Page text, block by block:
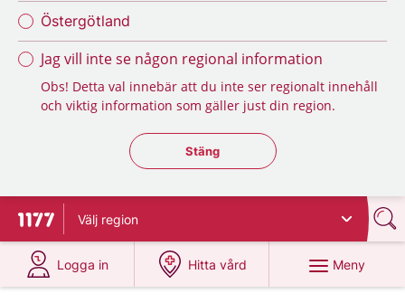
Östergötland
Jag vill inte se någon regional information
Obs! Detta val innebär att du inte ser regionalt innehåll
och viktig information som gäller just din region.
Stäng regionsväljaren
Stäng
Till startsidan för 1177
Välj region
Logga in
på 1177.se
Hitta vård
på 1177.se
Meny